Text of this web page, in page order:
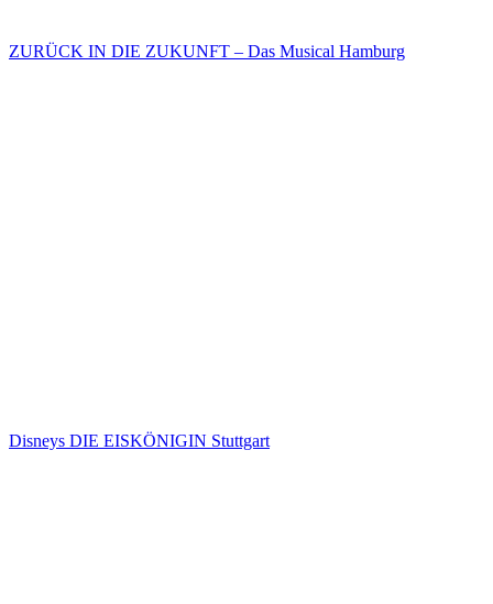
ZURÜCK IN DIE ZUKUNFT – Das Musical Hamburg
Disneys DIE EISKÖNIGIN Stuttgart